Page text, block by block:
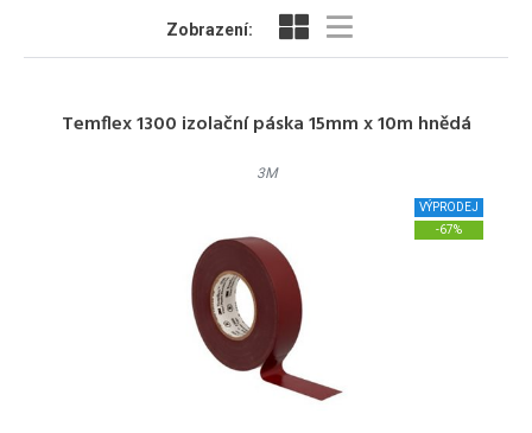
Zobrazení:
Temflex 1300 izolační páska 15mm x 10m hnědá
3M
VÝPRODEJ
-67%